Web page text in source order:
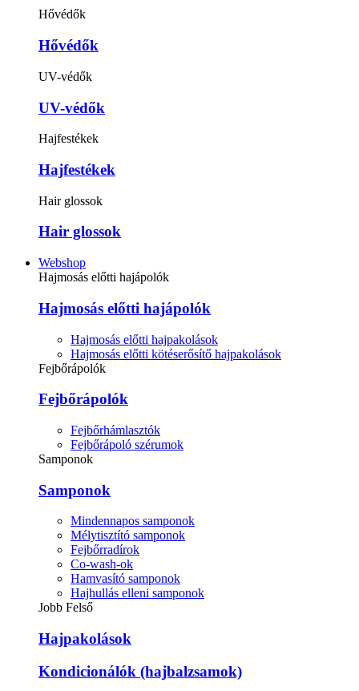
Hővédők
Hővédők
UV-védők
UV-védők
Hajfestékek
Hajfestékek
Hair glossok
Hair glossok
Webshop
Hajmosás előtti hajápolók
Hajmosás előtti hajápolók
Hajmosás előtti hajpakolások
Hajmosás előtti kötéserősítő hajpakolások
Fejbőrápolók
Fejbőrápolók
Fejbőrhámlasztók
Fejbőrápoló szérumok
Samponok
Samponok
Mindennapos samponok
Mélytisztító samponok
Fejbőrradírok
Co-wash-ok
Hamvasító samponok
Hajhullás elleni samponok
Jobb Felső
Hajpakolások
Kondicionálók (hajbalzsamok)